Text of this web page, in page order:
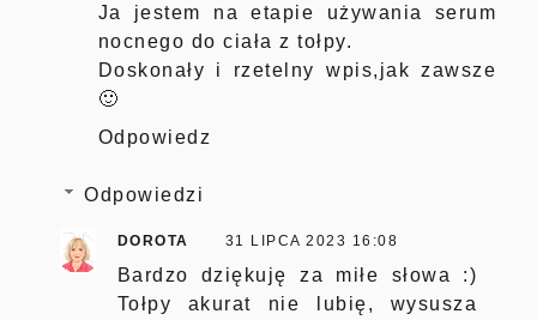
Ja jestem na etapie używania serum
nocnego do ciała z tołpy.
Doskonały i rzetelny wpis,jak zawsze
🙂
Odpowiedz
Odpowiedzi
DOROTA 31 LIPCA 2023 16:08
Bardzo dziękuję za miłe słowa :)
Tołpy akurat nie lubię, wysusza